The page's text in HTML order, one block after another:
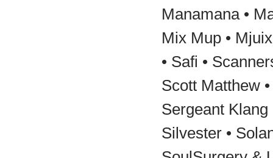
Manamana •
Mix Mup •
• Safi •
Scott Matthew
Sergeant Klang
Silvester •